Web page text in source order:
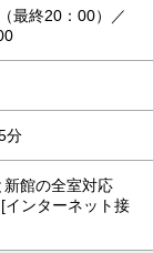
最終20：00）／
分
新館の全室対応
ンターネット接